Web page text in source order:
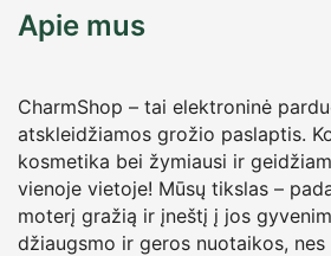
Apie mus
CharmShop – tai elektroninė
atskleidžiamos grožio paslaptis.
kosmetika bei žymiausi ir
vienoje vietoje! Mūsų tikslas –
moterį gražią ir įneštį į jos
džiaugsmo ir geros nuotaikos,